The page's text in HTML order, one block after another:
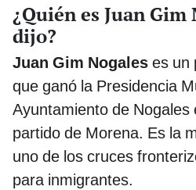
¿Quién es Juan Gim
dijo?
Juan Gim Nogales es un
que ganó la Presidencia
Ayuntamiento de Nogales
partido de Morena. Es la
uno de los cruces
para inmigrantes.